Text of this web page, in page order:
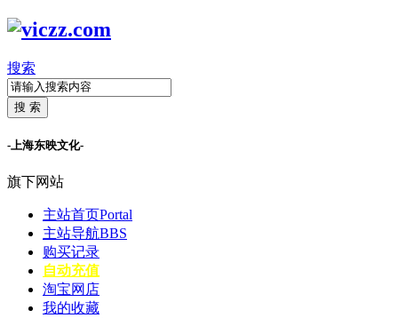
搜索
搜 索
-上海东映文化-
旗下网站
主站首页Portal
主站导航BBS
购买记录
自动充值
淘宝网店
我的收藏